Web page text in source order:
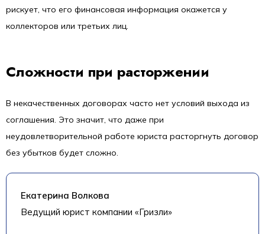
рискует, что его финансовая информация окажется у
коллекторов или третьих лиц.
Сложности при расторжении
В некачественных договорах часто нет условий выхода из
соглашения. Это значит, что даже при
неудовлетворительной работе юриста расторгнуть договор
без убытков будет сложно.
Екатерина Волкова
Ведущий юрист компании «Гризли»